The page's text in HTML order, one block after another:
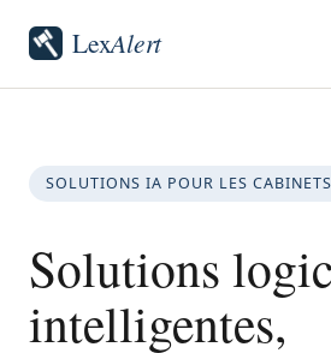
LexAlert
SOLUTIONS IA POUR LES
Solutions
intelligentes,